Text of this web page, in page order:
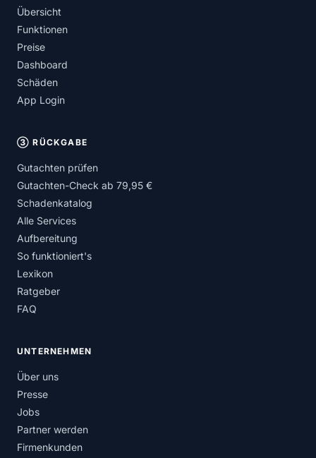
Übersicht
Funktionen
Preise
Dashboard
Schäden
App Login
③ RÜCKGABE
Gutachten prüfen
Gutachten-Check ab 79,95 €
Schadenkatalog
Alle Services
Aufbereitung
So funktioniert's
Lexikon
Ratgeber
FAQ
UNTERNEHMEN
Über uns
Presse
Jobs
Partner werden
Firmenkunden